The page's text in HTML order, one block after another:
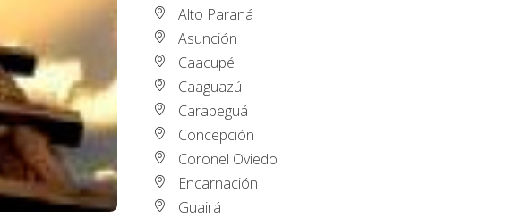
Alto Paraná
Asunción
Caacupé
Caaguazú
Carapeguá
Concepción
Coronel Oviedo
Encarnación
Guairá